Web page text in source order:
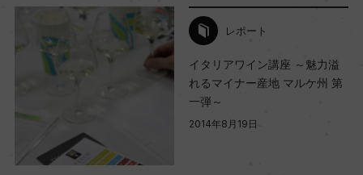
レポート
イタリアワイン講座 ～魅力溢
れるマイナー産地 マルケ州 第
一弾～
2014年8月19日